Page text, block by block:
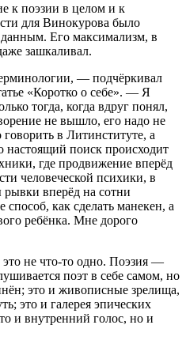
к поэзии в целом и к
для Винокурова было
Его максимализм, в
зашкаливал.
— подчёркивал
«Коротко о себе». — Я
тогда, когда вдруг понял,
не вышло, его надо не
в Литинституте, а
настоящий поиск происходит
где продвижение вперёд
человеческой психики, в
вперёд на сотни
как сделать манекен, а
ребёнка. Мне дорого
не что-то одно. Поэзия —
поэт в себе самом, но
это и живописные зрелища,
это и галерея эпических
и внутренний голос, но и